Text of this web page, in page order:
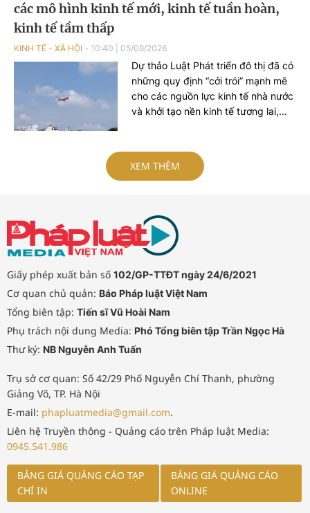
đến các vi phạm tại điểm thi...
các mô hình kinh tế mới, kinh tế tuần hoàn,
kinh tế tầm thấp
KINH TẾ - XÃ HỘI 10:40 05/08/2026
Dự thảo Luật Phát triển đô thị đã có
những quy định “cởi trói” mạnh mẽ
cho các nguồn lực kinh tế nhà nước
và khởi tạo nền kinh tế tương lai,
XEM THÊM
Giấy phép xuất bản số 102/GP-TTĐT ngày 24/6/2021
Cơ quan chủ quản: Báo Pháp luật Việt Nam
Tổng biên tập: Tiến sĩ Vũ Hoài Nam
Phụ trách nội dung Media: Phó Tổng biên tập Trần Ngọc Hà
Thư ký: NB Nguyễn Anh Tuấn
Trụ sở cơ quan: Số 42/29 Phố Nguyễn Chí Thanh, phường
Giảng Võ, TP. Hà Nội
E-mail: phapluatmedia@gmail.com.
Liên hệ Truyền thông - Quảng cáo trên Pháp luật Media:
0945.541.986
BẢNG GIÁ QUẢNG CÁO TẠP
CHÍ IN
BẢNG GIÁ QUẢNG CÁO
ONLINE